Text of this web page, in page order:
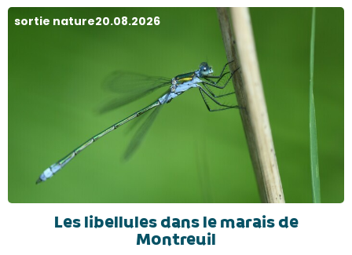
sortie nature20.08.2026
Les libellules dans le marais de
Montreuil